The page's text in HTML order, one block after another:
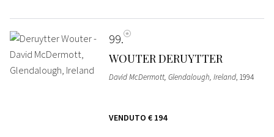
99
WOUTER DERUYTTER
David McDermott, Glendalough, Ireland, 1994
VENDUTO € 194